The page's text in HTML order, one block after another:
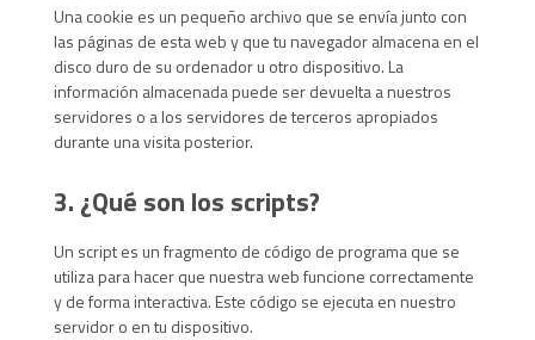
Una cookie es un pequeño archivo que se envía junto con
las páginas de esta web y que tu navegador almacena en el
disco duro de su ordenador u otro dispositivo. La
información almacenada puede ser devuelta a nuestros
servidores o a los servidores de terceros apropiados
durante una visita posterior.
3. ¿Qué son los scripts?
Un script es un fragmento de código de programa que se
utiliza para hacer que nuestra web funcione correctamente
y de forma interactiva. Este código se ejecuta en nuestro
servidor o en tu dispositivo.